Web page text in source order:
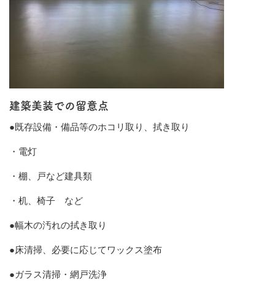
建築美装での留意点
●既存設備・備品等のホコリ取り、拭き取り
・電灯
・棚、戸など建具類
・机、椅子 など
●幅木の汚れの拭き取り
●床清掃、必要に応じてワックス塗布
●ガラス清掃・網戸洗浄